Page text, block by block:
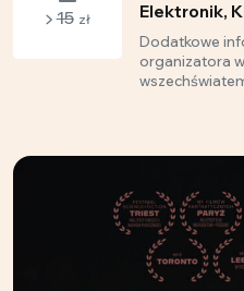
15 zł
Elektronik,
Dodatkowe
organizatora